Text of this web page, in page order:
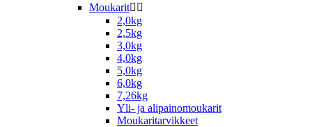
Moukarit 
2,0kg
2,5kg
3,0kg
4,0kg
5,0kg
6,0kg
7,26kg
Yli- ja alipainomoukarit
Moukaritarvikkeet